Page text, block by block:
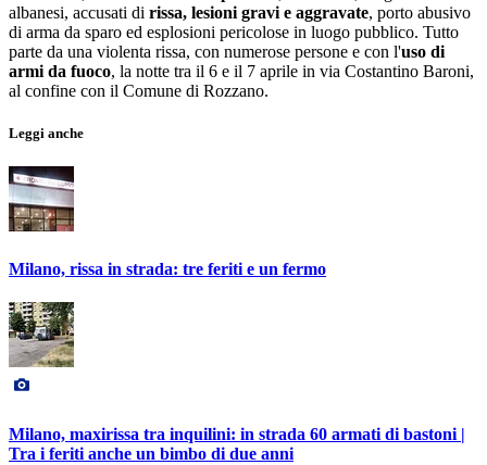
albanesi, accusati di rissa, lesioni gravi e aggravate, porto abusivo
di arma da sparo ed esplosioni pericolose in luogo pubblico. Tutto
parte da una violenta rissa, con numerose persone e con l'uso di
armi da fuoco, la notte tra il 6 e il 7 aprile in via Costantino Baroni,
al confine con il Comune di Rozzano.
Leggi anche
Milano, rissa in strada: tre feriti e un fermo
Milano, maxirissa tra inquilini: in strada 60 armati di bastoni |
Tra i feriti anche un bimbo di due anni